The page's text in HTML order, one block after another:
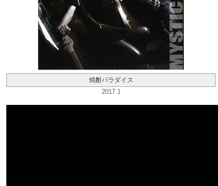
焼酎パラダイス
2017.1